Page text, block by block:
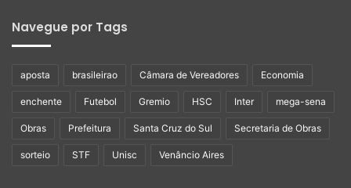
Navegue por Tags
aposta brasileirao Câmara de Vereadores Economia
enchente Futebol Gremio HSC Inter mega-sena
Obras Prefeitura Santa Cruz do Sul Secretaria de Obras
sorteio STF Unisc Venâncio Aires